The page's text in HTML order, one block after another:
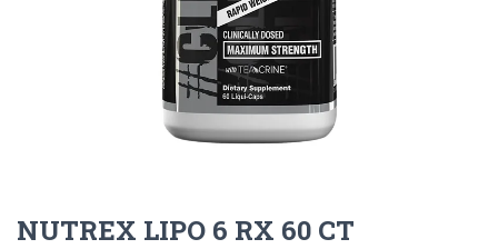
NUTREX LIPO 6 RX 60 CT